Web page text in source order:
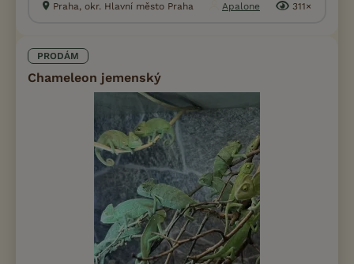
Praha, okr. Hlavní město Praha
Apalone 311×
PRODÁM
Chameleon jemenský